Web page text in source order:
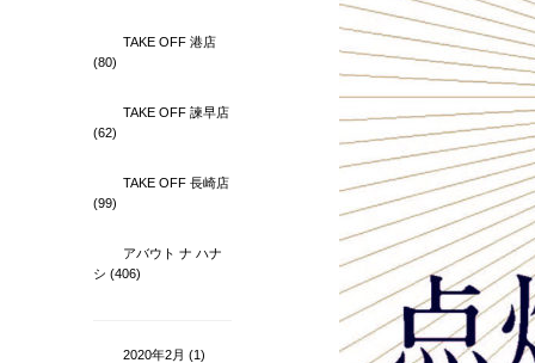
TAKE OFF 港店
(80)
TAKE OFF 諫早店
(62)
TAKE OFF 長崎店
(99)
アバウト ナ ハナ
シ (406)
2020年2月 (1)